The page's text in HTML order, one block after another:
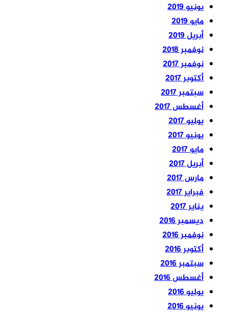
يونيو 2019
مايو 2019
أبريل 2019
نوفمبر 2018
نوفمبر 2017
أكتوبر 2017
سبتمبر 2017
أغسطس 2017
يوليو 2017
يونيو 2017
مايو 2017
أبريل 2017
مارس 2017
فبراير 2017
يناير 2017
ديسمبر 2016
نوفمبر 2016
أكتوبر 2016
سبتمبر 2016
أغسطس 2016
يوليو 2016
يونيو 2016